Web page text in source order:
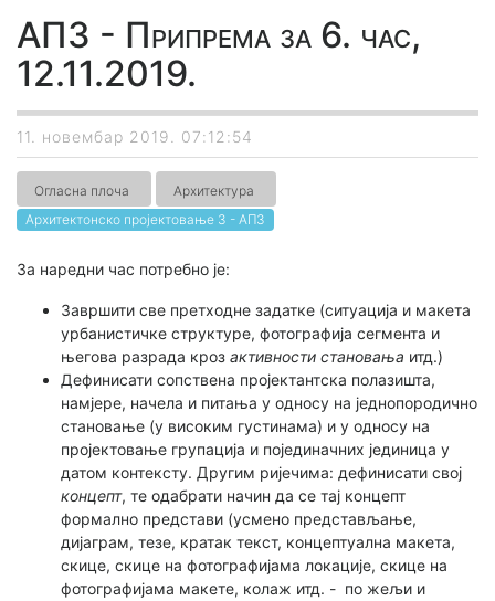
АП3 - Припрема за 6. час,
12.11.2019.
11. новембар 2019. 07:12:54
Огласна плоча
Архитектура
Архитектонско пројектовање 3 - АП3
За наредни час потребно је:
Завршити све претходне задатке (ситуација и макета
урбанистичке структуре, фотографија сегмента и
његова разрада кроз активности становања итд.)
Дефинисати сопствена пројектантска полазишта,
намјере, начела и питања у односу на једнопородично
становање (у високим густинама) и у односу на
пројектовање групација и појединачних јединица у
датом контексту. Другим ријечима: дефинисати свој
концепт, те одабрати начин да се тај концепт
формално представи (усмено представљање,
дијаграм, тезе, кратак текст, концептуална макета,
скице, скице на фотографијама локације, скице на
фотографијама макете, колаж итд. - по жељи и